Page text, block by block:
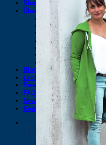
Shop
Über uns
Entstehung eines
Maßtabellen
eBook oder
Händlerinformationen
SewAlong
Kooperationen
Über uns
Blog
Lookbooks
Freebooks
FAQ’s
Newsletter
Kontakt